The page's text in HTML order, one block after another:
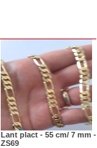
Lant plact - 55 cm/ 7 mm -
ZS69